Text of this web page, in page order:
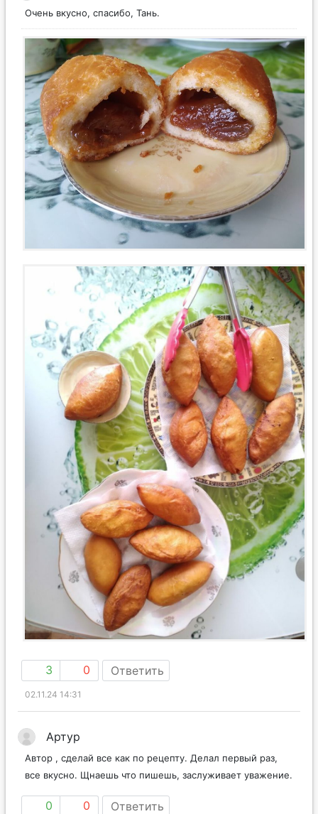
Очень вкусно, спасибо, Тань.
3 0 Ответить
02.11.24 14:31
Артур
Автор , сделай все как по рецепту. Делал первый раз,
все вкусно. Щнаешь что пишешь, заслуживает уважение.
0 0 Ответить